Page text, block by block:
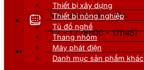
Văn phòng làm việc:
T2 - T7 (8h00 - 17h45)
Thiết bị xây dựng
Thiết bị nông nghiệp
Tủ đồ nghề
Thang nhôm
Máy phát điện
Danh mục sản phẩm khác